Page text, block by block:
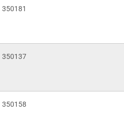
350181
350137
350158